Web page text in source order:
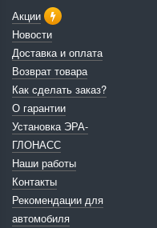
Акции
Новости
Доставка и оплата
Возврат товара
Как сделать заказ?
О гарантии
Установка ЭРА-
ГЛОНАСС
Наши работы
Контакты
Рекомендации для
автомобиля